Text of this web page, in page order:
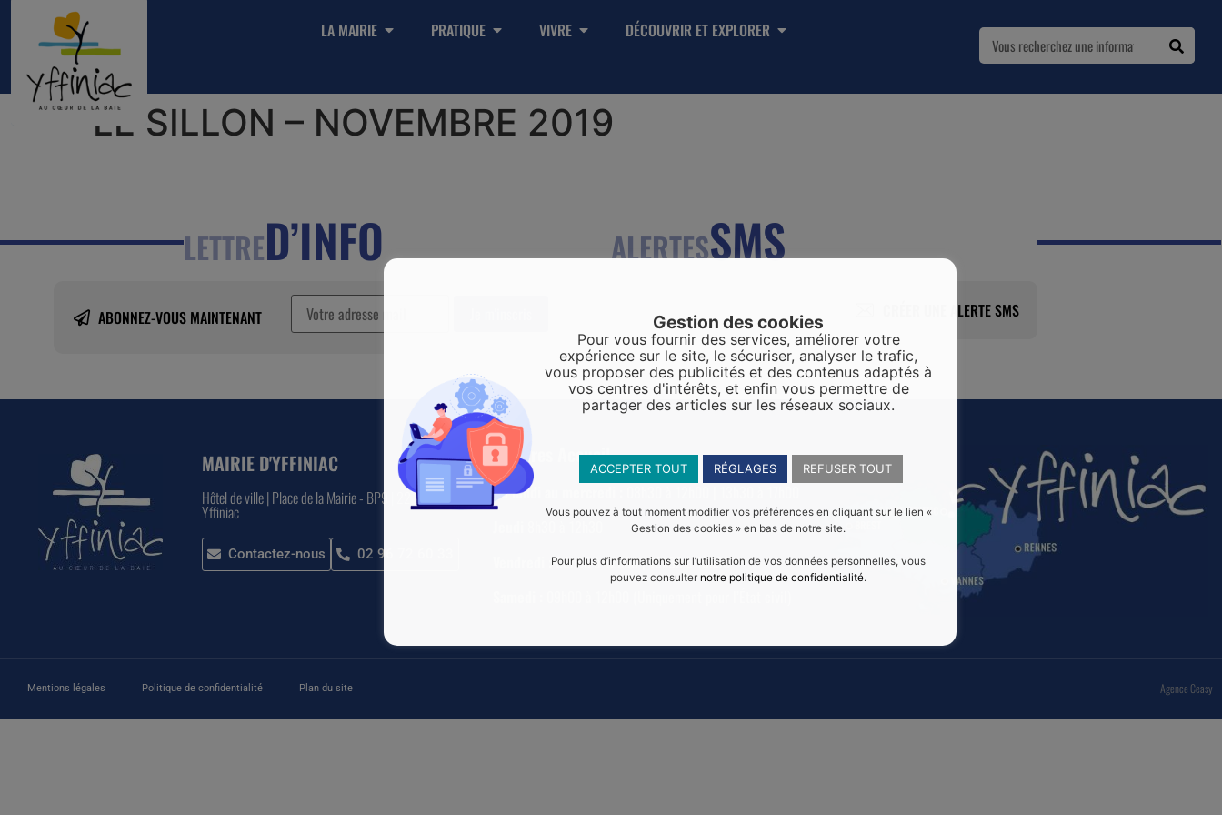
LA MAIRIE PRATIQUE VIVRE DÉCOUVRIR ET EXPLORER
LE SILLON – NOVEMBRE 2019
LETTRED’INFO
ABONNEZ-VOUS MAINTENANT
ALERTESSMS
CRÉER UNE ALERTE SMS
MAIRIE D'YFFINIAC
Hôtel de ville | Place de la Mairie - BP9 | 22 120
Yffiniac
Contactez-nous 02 96 72 60 33
Horaires Accueil
Du lundi au mercredi :
08h30 à 12h00 | 13h30 à 16h30
Mentions légales Politique de confidentialité Plan du site Agence Ceasy
Gestion des cookies
Pour vous fournir des services, améliorer votre
expérience sur le site, le sécuriser, analyser le trafic,
vous proposer des publicités et des contenus adaptés à
vos centres d'intérêts, et enfin vous permettre de
partager des articles sur les réseaux sociaux.
ACCEPTER TOUT RÉGLAGES REFUSER TOUT
Vous pouvez à tout moment modifier vos préférences en cliquant sur le lien «
Gestion des cookies » en bas de notre site.
Pour plus d’informations sur l’utilisation de vos données personnelles, vous
pouvez consulter notre politique de confidentialité.